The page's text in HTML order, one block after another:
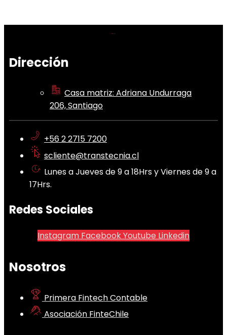
Dirección
Casa matriz: Adriana Undurraga
206, Santiago
+56 2 2715 7200
scliente@transtecnia.cl
Lunes a Jueves de 9 a 18Hrs y Viernes de 9 a
17Hrs.
Redes Sociales
Instagram FacebookYoutube Linkedin
Nosotros
Primera Fintech Contable
Asociación FinteChile